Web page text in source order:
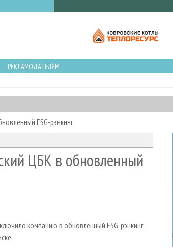
РЕКЛАМОДАТЕЛЯМ
ESG-рэнкинг
ЦБК в обновленный
компанию в обновленный ESG-рэнкинг.